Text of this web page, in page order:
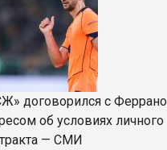
договорился с
об условиях личного
— СМИ